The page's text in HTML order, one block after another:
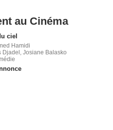
au Cinéma
ciel
Hamidi
Djadel, Josiane Balasko